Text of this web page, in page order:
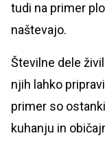
tudi na primer
naštevajo.
Številne dele
njih lahko
primer so
kuhanju in